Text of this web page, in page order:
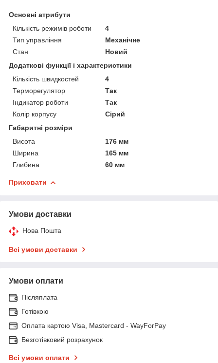
Основні атрибути
Кількість режимів роботи
4
Тип управління
Механічне
Стан
Новий
Додаткові функції і характеристики
Кількість швидкостей
4
Терморегулятор
Так
Індикатор роботи
Так
Колір корпусу
Сірий
Габаритні розміри
Висота
176 мм
Ширина
165 мм
Глибина
60 мм
Приховати
Умови доставки
Нова Пошта
Всі умови доставки
Умови оплати
Післяплата
Готівкою
Оплата картою Visa, Mastercard - WayForPay
Безготівковий розрахунок
Всі умови оплати